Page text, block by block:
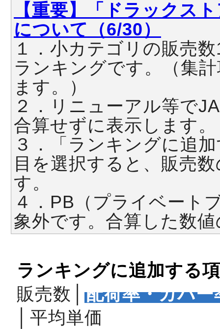
【重要】「ドラックス
について（6/30）
１．小カテゴリの販売
ランキングです。（集
ます。）
２．リニューアル等で
合算せずに表示します。
３．「ランキングに追
目を選択すると、販売
す。
４．PB（プライベート
象外です。合算した数
ランキングに追加する
販売数
配荷率・カバー
平均単価